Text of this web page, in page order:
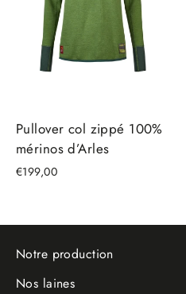
Pullover col zippé 100%
mérinos d’Arles
€199,00
Notre production
Nos laines